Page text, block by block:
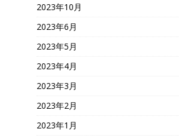
2023年10月
2023年6月
2023年5月
2023年4月
2023年3月
2023年2月
2023年1月